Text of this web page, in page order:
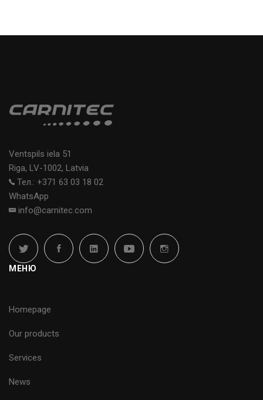
Ventspils iela 51
Riga, LV-1002, Latvia
Тел.: +371 63 03 18 02
WhatsApp
info@carnitec.com
МЕНЮ
Homepage
Our products
Services
News